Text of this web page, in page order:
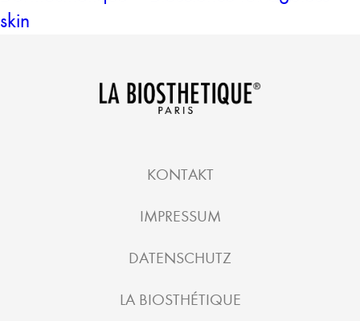
skin
KONTAKT
IMPRESSUM
DATENSCHUTZ
LA BIOSTHÉTIQUE